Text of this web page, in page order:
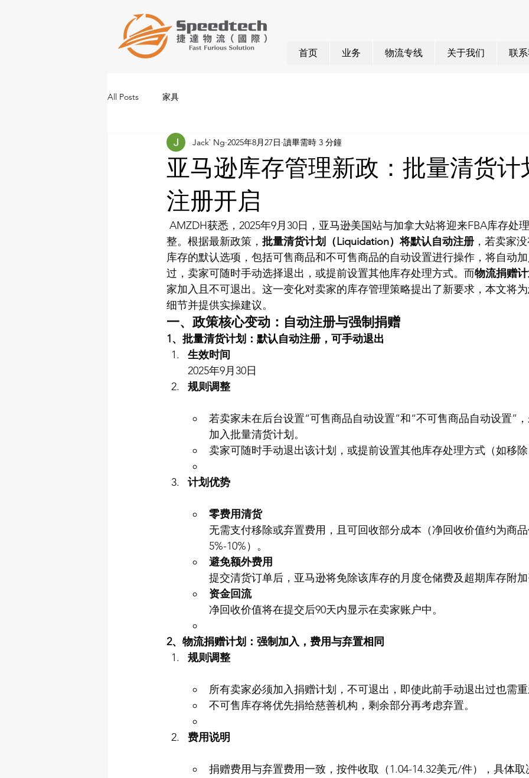
首页 业务 物流专线 关于我们 联
All Posts 家具
亚马逊库存管理新政：批量清货计
注册开启
Jack` Ng 2025年8月27日 讀畢需時 3 分鐘
AMZDH获悉，2025年9月30日，亚马逊美国站与加拿大站将迎来FBA库存处
整。根据最新政策， 批量清货计划（Liquidation）将默认自动注册 ，若卖家
库存的默认选项，包括可售商品和不可售商品的自动设置进行操作，将自动
过，卖家可随时手动选择退出，或提前设置其他库存处理方式。而物流捐赠
家加入且不可退出。这一变化对卖家的库存管理策略提出了新要求，本文将
细节并提供实操建议。
一、政策核心变动：自动注册与强制捐赠
1、批量清货计划：默认自动注册，可手动退出
生效时间
2025年9月30日
规则调整
若卖家未在后台设置“可售商品自动设置”和“不可售商品自动设置”
加入批量清货计划。
卖家可随时手动退出该计划，或提前设置其他库存处理方式（如移
计划优势
零费用清货
无需支付移除或弃置费用，且可回收部分成本（净回收价值约为商
5%-10%）。
避免额外费用
提交清货订单后，亚马逊将免除该库存的月度仓储费及超期库存附
资金回流
净回收价值将在提交后90天内显示在卖家账户中。
2、物流捐赠计划：强制加入，费用与弃置相同
规则调整
所有卖家必须加入捐赠计划，不可退出，即使此前手动退出过也需
不可售库存将优先捐给慈善机构，剩余部分再考虑弃置。
费用说明
捐赠费用与弃置费用一致，按件收取（1.04-14.32美元/件），具体